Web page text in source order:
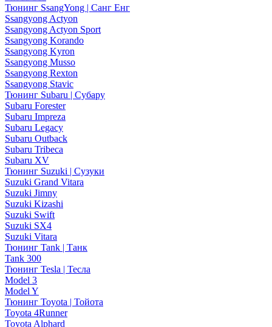
Тюнинг SsangYong | Санг Енг
Ssangyong Actyon
Ssangyong Actyon Sport
Ssangyong Korando
Ssangyong Kyron
Ssangyong Musso
Ssangyong Rexton
Ssangyong Stavic
Тюнинг Subaru | Субару
Subaru Forester
Subaru Impreza
Subaru Legacy
Subaru Outback
Subaru Tribeca
Subaru XV
Тюнинг Suzuki | Сузуки
Suzuki Grand Vitara
Suzuki Jimny
Suzuki Kizashi
Suzuki Swift
Suzuki SX4
Suzuki Vitara
Тюнинг Tank | Танк
Tank 300
Тюнинг Tesla | Тесла
Model 3
Model Y
Тюнинг Toyota | Тойота
Toyota 4Runner
Toyota Alphard